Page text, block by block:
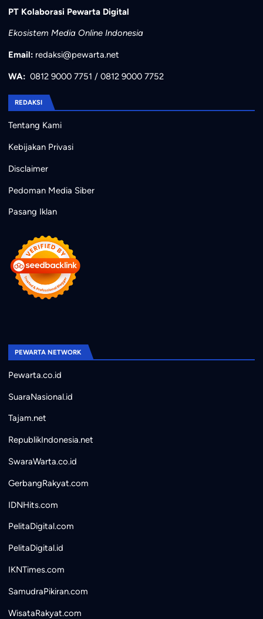
PT Kolaborasi Pewarta Digital
Ekosistem Media Online Indonesia
Email: redaksi@pewarta.net
WA: 0812 9000 7751 / 0812 9000 7752
REDAKSI
Tentang Kami
Kebijakan Privasi
Disclaimer
Pedoman Media Siber
Pasang Iklan
PEWARTA NETWORK
Pewarta.co.id
SuaraNasional.id
Tajam.net
RepublikIndonesia.net
SwaraWarta.co.id
GerbangRakyat.com
IDNHits.com
PelitaDigital.com
PelitaDigital.id
IKNTimes.com
SamudraPikiran.com
WisataRakyat.com